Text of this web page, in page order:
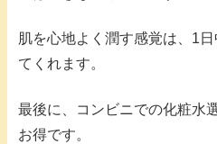
肌を心地よく潤す感覚は、1
てくれます。
最後に、コンビニでの化粧水
お得です。